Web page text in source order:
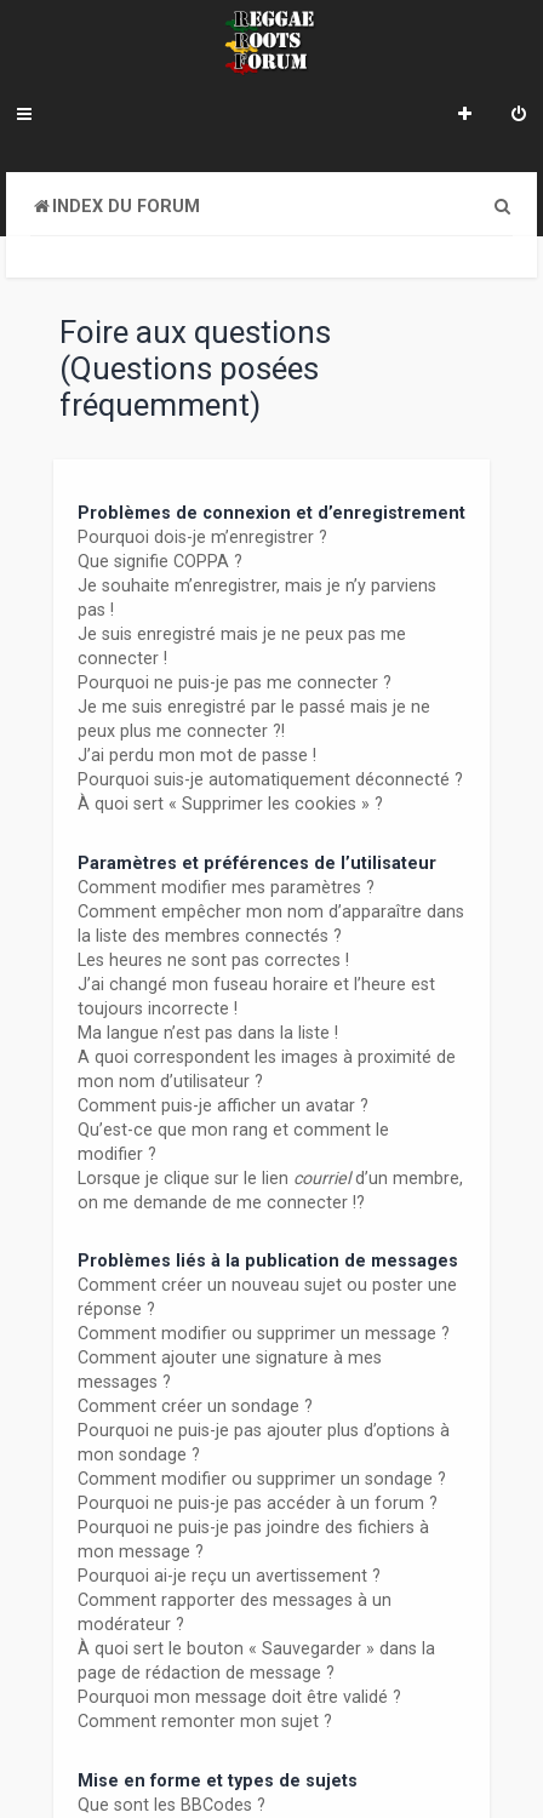
INDEX DU FORUM
Foire aux questions
(Questions posées
fréquemment)
Problèmes de connexion et d’enregistrement
Pourquoi dois-je m’enregistrer ?
Que signifie COPPA ?
Je souhaite m’enregistrer, mais je n’y parviens
pas !
Je suis enregistré mais je ne peux pas me
connecter !
Pourquoi ne puis-je pas me connecter ?
Je me suis enregistré par le passé mais je ne
peux plus me connecter ?!
J’ai perdu mon mot de passe !
Pourquoi suis-je automatiquement déconnecté ?
À quoi sert « Supprimer les cookies » ?
Paramètres et préférences de l’utilisateur
Comment modifier mes paramètres ?
Comment empêcher mon nom d’apparaître dans
la liste des membres connectés ?
Les heures ne sont pas correctes !
J’ai changé mon fuseau horaire et l’heure est
toujours incorrecte !
Ma langue n’est pas dans la liste !
A quoi correspondent les images à proximité de
mon nom d’utilisateur ?
Comment puis-je afficher un avatar ?
Qu’est-ce que mon rang et comment le
modifier ?
Lorsque je clique sur le lien courrield’un membre,
on me demande de me connecter !?
Problèmes liés à la publication de messages
Comment créer un nouveau sujet ou poster une
réponse ?
Comment modifier ou supprimer un message ?
Comment ajouter une signature à mes
messages ?
Comment créer un sondage ?
Pourquoi ne puis-je pas ajouter plus d’options à
mon sondage ?
Comment modifier ou supprimer un sondage ?
Pourquoi ne puis-je pas accéder à un forum ?
Pourquoi ne puis-je pas joindre des fichiers à
mon message ?
Pourquoi ai-je reçu un avertissement ?
Comment rapporter des messages à un
modérateur ?
À quoi sert le bouton « Sauvegarder » dans la
page de rédaction de message ?
Pourquoi mon message doit être validé ?
Comment remonter mon sujet ?
Mise en forme et types de sujets
Que sont les BBCodes ?